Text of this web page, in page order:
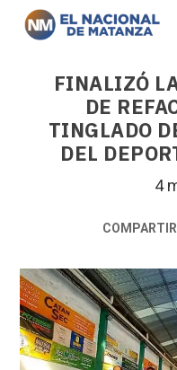
FINALIZÓ
DE
TINGLADO
DEL
4